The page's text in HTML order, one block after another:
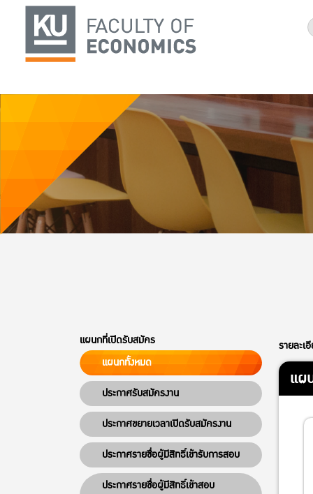
แผนกที่เปิดรับสมัคร
แผนกทั้งหมด
ประกาศรับสมัครงาน
ประกาศขยายเวลาเปิดรับสมัครงาน
ประกาศรายชื่อผู้มีสิทธิ์เข้ารับการสอบ
ประกาศรายชื่อผู้มีสิทธิ์เข้าสอบ
รายละเ
แผ